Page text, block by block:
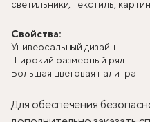
светильники, текстиль,
Свойства:
Универсальный дизайн
Широкий размерный ряд
Большая цветовая палитра
Для обеспечения